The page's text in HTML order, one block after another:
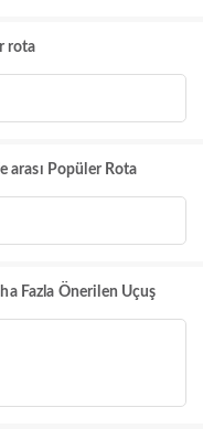
rota
arası Popüler Rota
Fazla Önerilen Uçuş